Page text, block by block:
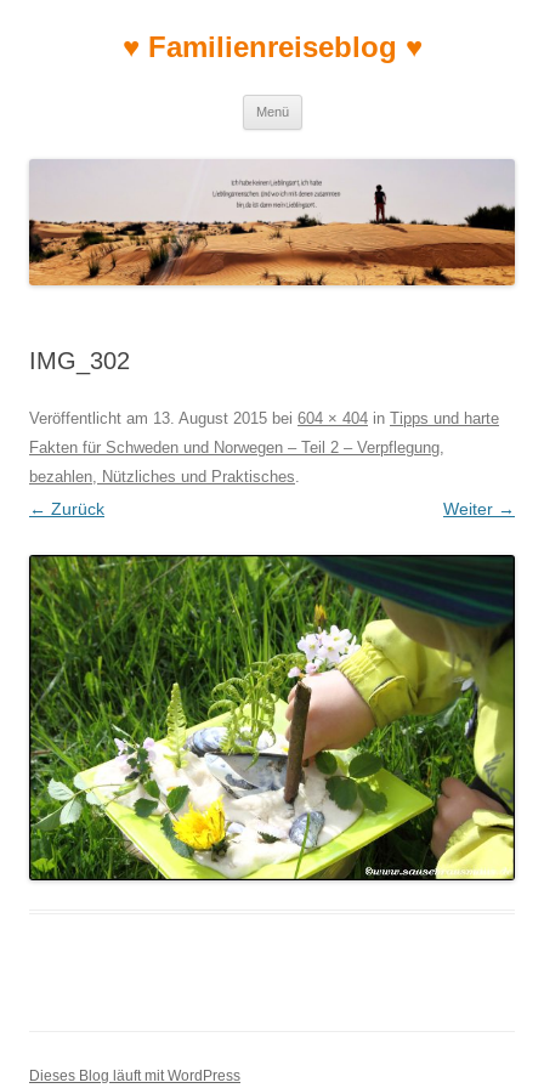
♥ Familienreiseblog ♥
Menü
IMG_302
Veröffentlicht am 13. August 2015 bei 604 × 404 in Tipps und harte
Fakten für Schweden und Norwegen – Teil 2 – Verpflegung,
bezahlen, Nützliches und Praktisches.
← Zurück Weiter →
Dieses Blog läuft mit WordPress